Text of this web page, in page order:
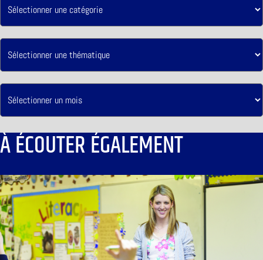
À ÉCOUTER ÉGALEMENT